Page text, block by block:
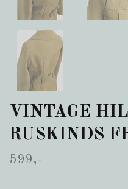
VINTAGE
RUSKINDS
599,-